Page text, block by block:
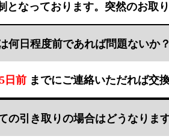
となっております。突然のお取
何日程度前であれば問題ないか
5日前 までにご連絡いただれば交
の引き取りの場合はどうなりま